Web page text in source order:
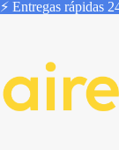
⚡ Entregas rápidas